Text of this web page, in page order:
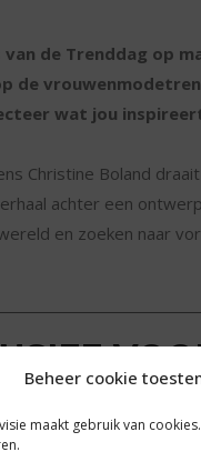
Beheer cookie
maakt gebruik van
de Trenddag op
de
wat jou
Christine Boland
achter een
en zoeken naar
de poort? Sluit een